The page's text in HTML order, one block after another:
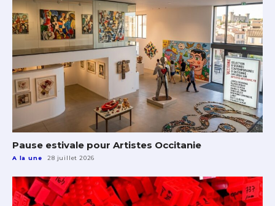
Pause estivale pour Artistes Occitanie
A la une 28 juillet 2026